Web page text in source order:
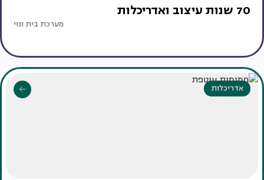
70 שנות עיצוב ואדריכלות
מערכת בית ונוי
אדריכלות